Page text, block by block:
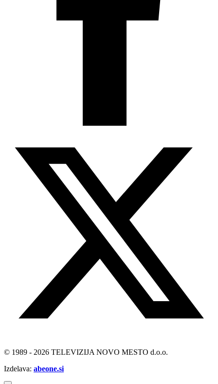
© 1989 - 2026 TELEVIZIJA NOVO MESTO d.o.o.
Izdelava: abeone.si